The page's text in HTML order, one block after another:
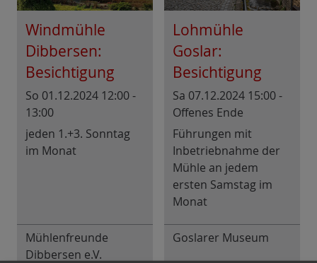
Windmühle
Dibbersen:
Besichtigung
So 01.12.2024 12:00 -
13:00
jeden 1.+3. Sonntag
im Monat
Mühlenfreunde
Dibbersen e.V.
Lohmühle
Goslar:
Besichtigung
Sa 07.12.2024 15:00 -
Offenes Ende
Führungen mit
Inbetriebnahme der
Mühle an jedem
ersten Samstag im
Monat
Goslarer Museum